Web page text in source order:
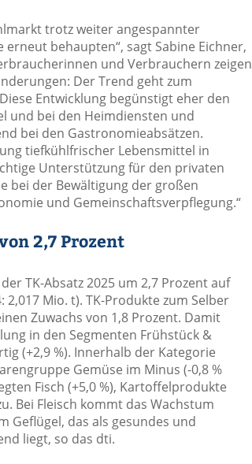
trotz weiter angespannter
behaupten“, sagt Sabine Eichner,
und Verbrauchern zeigen
Der Trend geht zum
Entwicklung begünstigt eher den
und bei den Heimdiensten und
bei den Gastronomieabsätzen.
tiefkühlfrischer Lebensmittel in
Unterstützung für den privaten
bei der Bewältigung der großen
und Gemeinschaftsverpflegung.“
2,7 Prozent
TK-Absatz 2025 um 2,7 Prozent auf
2,017 Mio. t). TK-Produkte zum Selber
Zuwachs von 1,8 Prozent. Damit
in den Segmenten Frühstück &
(+2,9 %). Innerhalb der Kategorie
Gemüse im Minus (-0,8 %
Fisch (+5,0 %), Kartoffelprodukte
Bei Fleisch kommt das Wachstum
Geflügel, das als gesundes und
liegt, so das dti.